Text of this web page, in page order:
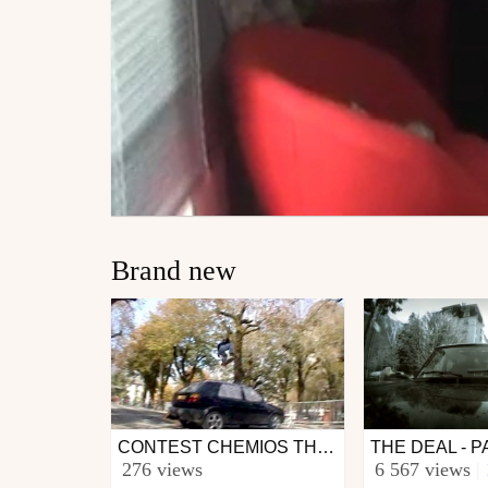
Brand new
Skate
from imon_prod
CONTEST CHEMIOS THONES 2007
276 views
Ski
from nbf74
6 567 views